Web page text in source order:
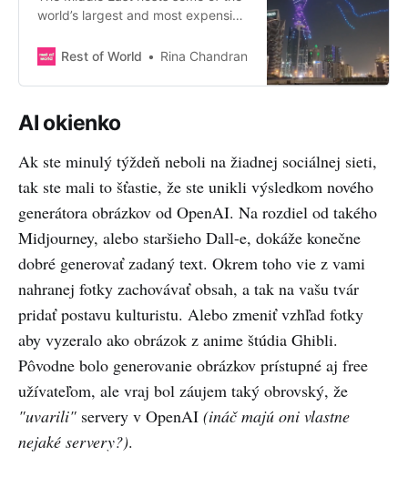
world’s largest and most expensive
seasonal and doesn’t guarantee
Rest of World Rina Chandran
AI okienko
Ak ste minulý týždeň neboli na žiadnej sociálnej sieti,
tak ste mali to šťastie, že ste unikli výsledkom nového
generátora obrázkov od OpenAI. Na rozdiel od takého
Midjourney, alebo staršieho Dall-e, dokáže konečne
dobré generovať zadaný text. Okrem toho vie z vami
nahranej fotky zachovávať obsah, a tak na vašu tvár
pridať postavu kulturistu. Alebo zmeniť vzhľad fotky
aby vyzeralo ako obrázok z anime štúdia Ghibli.
Pôvodne bolo generovanie obrázkov prístupné aj free
užívateľom, ale vraj bol záujem taký obrovský, že
"uvarili" servery v OpenAI (ináč majú oni vlastne
nejaké servery?).